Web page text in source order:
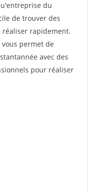
du
de trouver des
rapidement.
permet de
avec des
pour réaliser